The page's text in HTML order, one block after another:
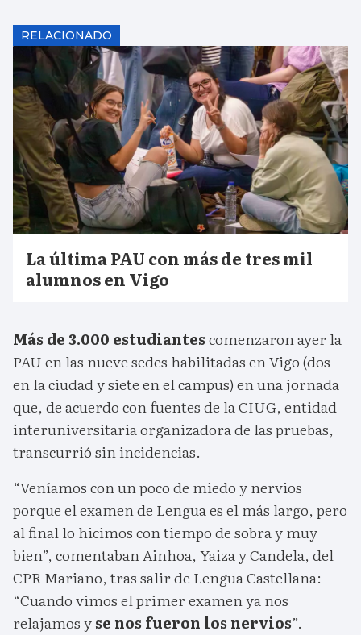
RELACIONADO
La última PAU con más de tres mil
alumnos en Vigo
Más de 3.000 estudiantescomenzaron ayer la
PAU en las nueve sedes habilitadas en Vigo (dos
en la ciudad y siete en el campus) en una jornada
que, de acuerdo con fuentes de la CIUG, entidad
interuniversitaria organizadora de las pruebas,
transcurrió sin incidencias.
“Veníamos con un poco de miedo y nervios
porque el examen de Lengua es el más largo, pero
al final lo hicimos con tiempo de sobra y muy
bien”, comentaban Ainhoa, Yaiza y Candela, del
CPR Mariano, tras salir de Lengua Castellana:
“Cuando vimos el primer examen ya nos
relajamos yse nos fueron los nervios”.